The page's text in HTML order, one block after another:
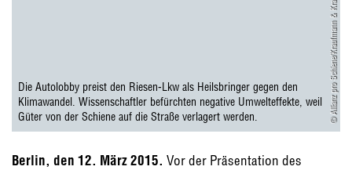
© Allianz pro Schiene/Kraufmann & Kraufmann
Die Autolobby preist den Riesen-Lkw als Heilsbringer gegen den
Klimawandel. Wissenschaftler befürchten negative Umwelteffekte, weil
Güter von der Schiene auf die Straße verlagert werden.
Berlin, den 12. März 2015. Vor der Präsentation des